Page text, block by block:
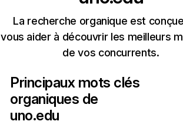
La recherche organique est
vous aider à découvrir les meilleurs
de vos concurrents.
Principaux mots clés
organiques de
uno.edu